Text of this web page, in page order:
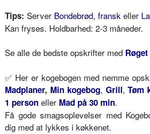
Tips: Server Bondebrød, fransk eller
Kan fryses. Holdbarhed: 2-3 måneder.
Se alle de bedste opskrifter med
✅ Her er kogebogen med nemme
Madplaner, Min kogebog, Grill,Tøm
1 person eller Mad på 30 min.
Få gode smagsoplevelser med
dig med at lykkes i køkkenet.